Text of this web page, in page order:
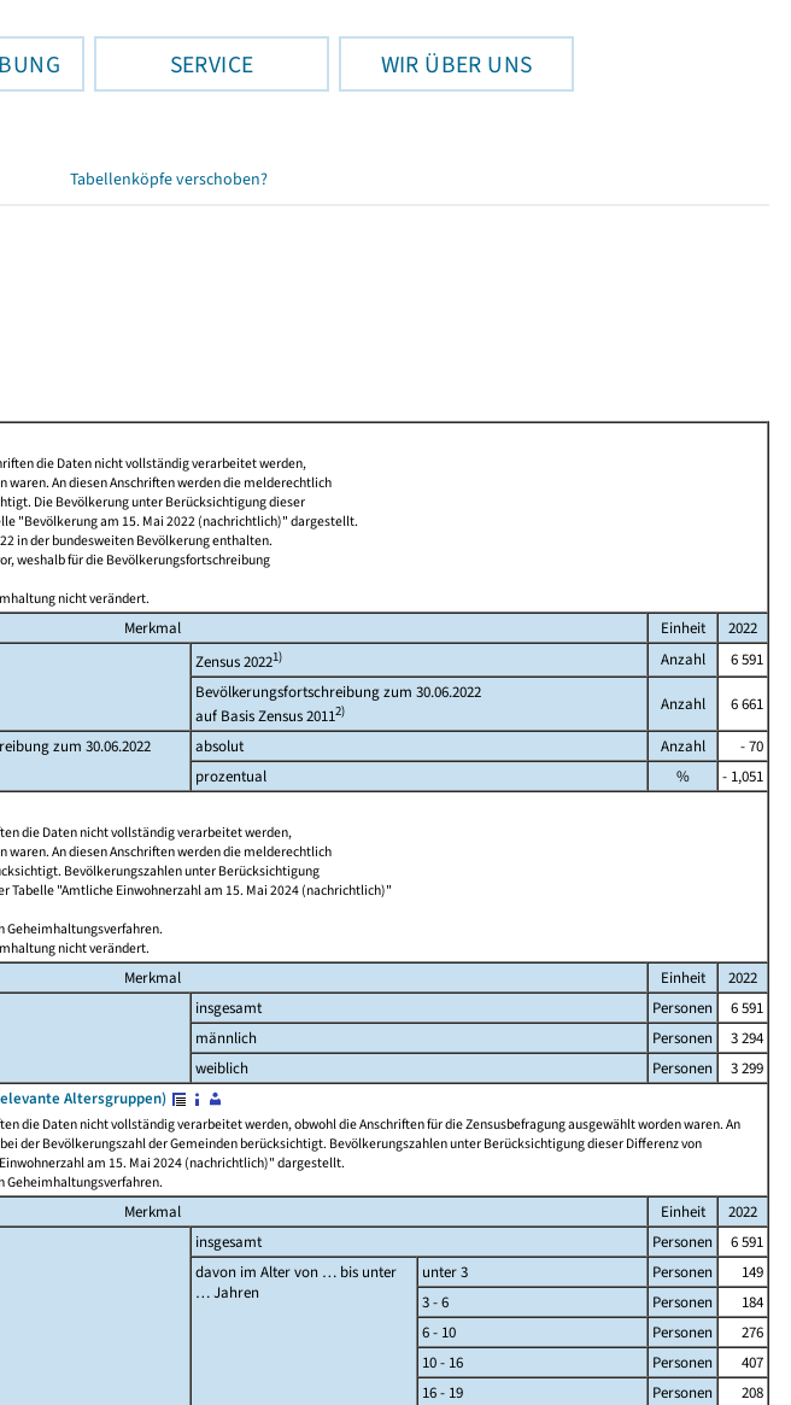
SERVICE WIR ÜBER UNS
Tabellenköpfe verschoben?
die Daten nicht vollständig verarbeitet werden,
waren. An diesen Anschriften werden die melderechtlich
Die Bevölkerung unter Berücksichtigung dieser
"Bevölkerung am 15. Mai 2022 (nachrichtlich)" dargestellt.
in der bundesweiten Bevölkerung enthalten.
weshalb für die Bevölkerungsfortschreibung
nicht verändert.
Merkmal Einheit
2022
Zensus 20221) Anzahl
6 591
Bevölkerungsfortschreibung zum 30.06.2022
auf Basis Zensus 20112) Anzahl 6 661
zum 30.06.2022
absolut Anzahl
- 70
prozentual
%
- 1,051
die Daten nicht vollständig verarbeitet werden,
waren. An diesen Anschriften werden die melderechtlich
Bevölkerungszahlen unter Berücksichtigung
Tabelle "Amtliche Einwohnerzahl am 15. Mai 2024 (nachrichtlich)"
Geheimhaltungsverfahren.
nicht verändert.
Merkmal Einheit
2022
insgesamt Personen
6 591
männlich
Personen
3 294
weiblich
Personen
3 299
Altersgruppen)
die Daten nicht vollständig verarbeitet werden, obwohl die Anschriften für die Zensusbefragung ausgewählt worden waren. An
der Bevölkerungszahl der Gemeinden berücksichtigt. Bevölkerungszahlen unter Berücksichtigung dieser Differenz von
am 15. Mai 2024 (nachrichtlich)" dargestellt.
Geheimhaltungsverfahren.
Merkmal Einheit
2022
insgesamt Personen
6 591
davon im Alter von … bis unter
… Jahren
unter 3 Personen
149
3 - 6
Personen
184
6 - 10
Personen
276
10 - 16
Personen
407
16 - 19
Personen
208